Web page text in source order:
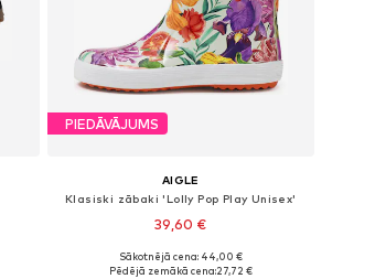
PIEDĀVĀJUMS
AIGLE
Klasiski zābaki 'Lolly Pop Play Unisex'
39,60 €
Pieejams daudzos izmēros
Sākotnējā cena: 44,00 €
Pēdējā zemākā cena:27,72 €